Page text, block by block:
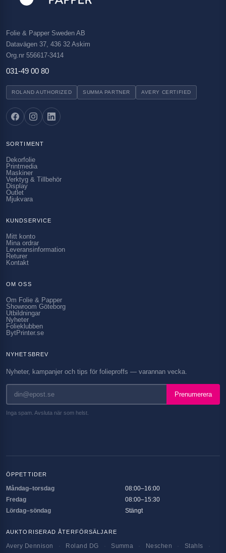
Folie & Papper Sweden AB
Datavägen 37, 436 32 Askim
Org.nr 556617-3414
031-49 00 80
ROLAND AUTHORIZED SUMMA PARTNER AVERY CERTIFIED
SORTIMENT
Dekorfolie
Printmedia
Maskiner
Verktyg & Tillbehör
Display
Outlet
Mjukvara
KUNDSERVICE
Mitt konto
Mina ordrar
Leveransinformation
Returer
Kontakt
OM OSS
Om Folie & Papper
Showroom Göteborg
Utbildningar
Nyheter
Folieklubben
BytPrinter.se
NYHETSBREV
Nyheter, kampanjer och tips för folieproffs — varannan vecka.
Prenumerera
Inga spam. Avsluta när som helst.
ÖPPETTIDER
Måndag–torsdag
08:00–16:00
Fredag
08:00–15:30
Lördag–söndag
Stängt
AUKTORISERAD ÅTERFÖRSÄLJARE
Avery Dennison Roland DG Summa Neschen Stahls